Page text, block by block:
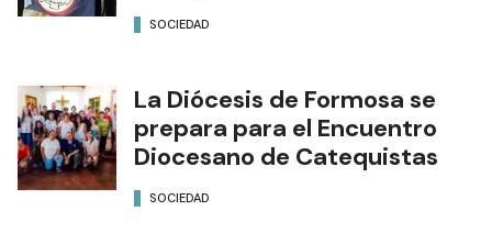
SOCIEDAD
La Diócesis de Formosa se
prepara para el Encuentro
Diocesano de Catequistas
SOCIEDAD